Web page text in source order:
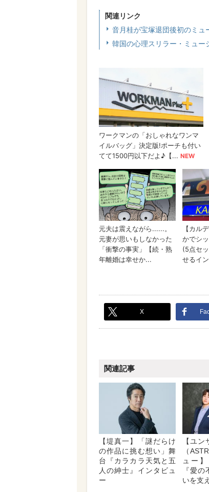
関連リンク
音月桂が宝塚退団後初のミュ
韓国の心理スリラー・ミュー
X
関連記事
【堤真一】「謎だらけ
の作品に挑む想い」舞
台『カラカラ天気と五
人の紳士』インタビュ
ー
【ユ
（
ュー
『愛
いを支